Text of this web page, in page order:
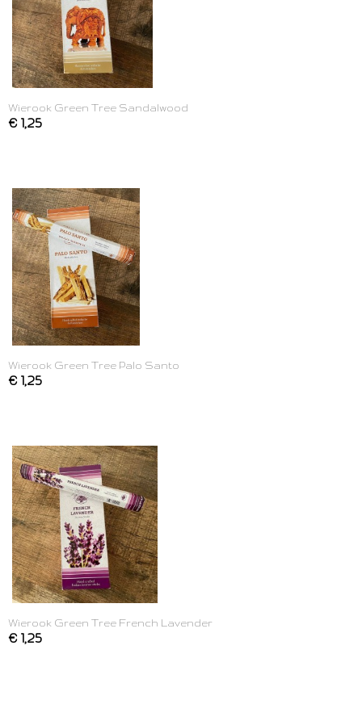
Wierook Green Tree Sandalwood
€ 1,25
Wierook Green Tree Palo Santo
€ 1,25
Wierook Green Tree French Lavender
€ 1,25